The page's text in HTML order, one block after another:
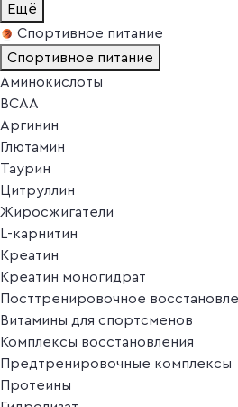
Ещё
Спортивное питание
Спортивное питание
Аминокислоты
BCAA
Аргинин
Глютамин
Таурин
Цитруллин
Жиросжигатели
L-карнитин
Креатин
Креатин моногидрат
Посттренировочное
Витамины для спортсменов
Комплексы восстановления
Предтренировочные комплексы
Протеины